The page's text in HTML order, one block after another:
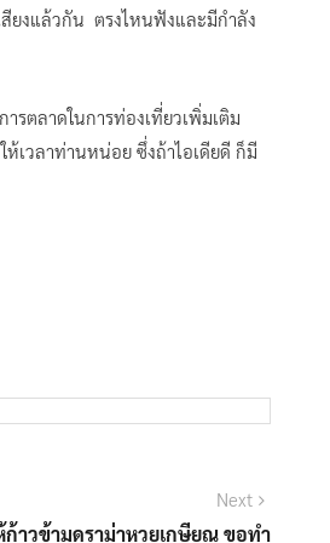
สียงแล้วกัน ตรงไหนฟังและมีกำลัง
รตลาดในการท่องเที่ยวเพิ่มเติม
ห้เวลาท่านหน่อย ซึ่งถ้าไอเดียดี ก็มี
Next
post:
ก้าวข้ามดราม่าหวยเกษียณ ขอทำ